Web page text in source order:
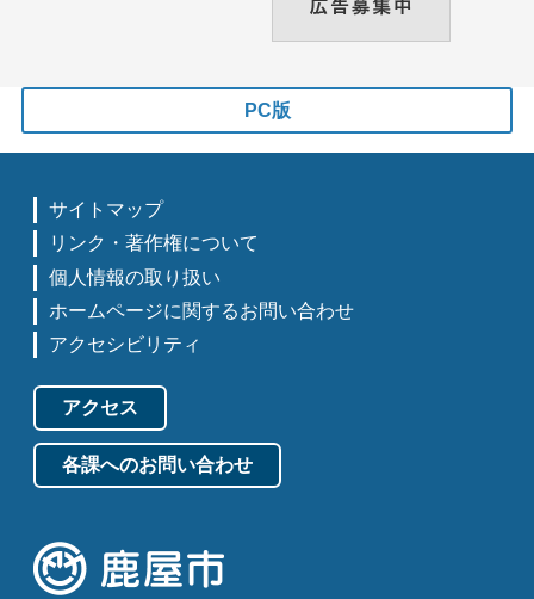
PC版
サイトマップ
リンク・著作権について
個人情報の取り扱い
ホームページに関するお問い合わせ
アクセシビリティ
アクセス
各課へのお問い合わせ